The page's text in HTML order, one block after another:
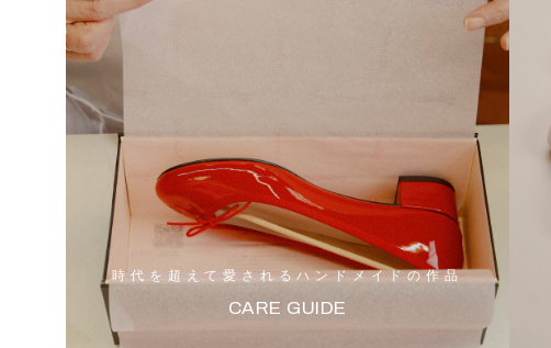
時代を超えて愛されるハンドメイドの作品
CARE GUIDE